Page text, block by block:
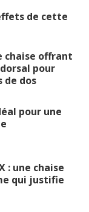
de cette
chaise offrant
pour
de dos
pour une
: une chaise
qui justifie